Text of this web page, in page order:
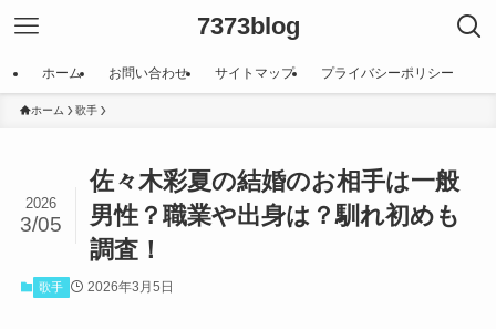
7373blog
ホーム お問い合わせ サイトマップ プライバシーポリシー
ホーム 歌手
佐々木彩夏の結婚のお相手は一般
男性？職業や出身は？馴れ初めも
調査！
2026
3/05
歌手 2026年3月5日